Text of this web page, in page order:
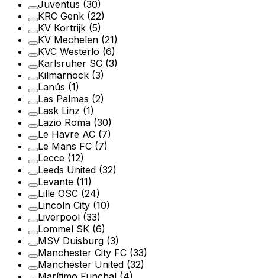
Juventus (30)
KRC Genk (22)
KV Kortrijk (5)
KV Mechelen (21)
KVC Westerlo (6)
Karlsruher SC (3)
Kilmarnock (3)
Lanús (1)
Las Palmas (2)
Lask Linz (1)
Lazio Roma (30)
Le Havre AC (7)
Le Mans FC (7)
Lecce (12)
Leeds United (32)
Levante (11)
Lille OSC (24)
Lincoln City (10)
Liverpool (33)
Lommel SK (6)
MSV Duisburg (3)
Manchester City FC (33)
Manchester United (32)